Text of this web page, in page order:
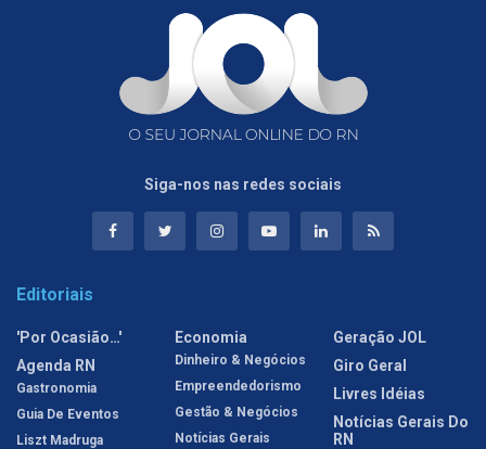
Siga-nos nas redes sociais
Editoriais
'Por Ocasião…'
Agenda RN
Gastronomia
Guia De Eventos
Liszt Madruga
Economia
Dinheiro & Negócios
Empreendedorismo
Gestão & Negócios
Notícias Gerais
Geração JOL
Giro Geral
Livres Idéias
Notícias Gerais Do
RN